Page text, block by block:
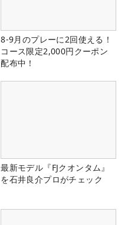
8-9月のプレーに2回使える！
コース限定2,000円クーポン
配布中！
最新モデル『FJクオンタム』
を石井良介プロがチェック